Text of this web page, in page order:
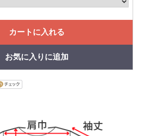
カートに入れる
お気に入りに追加